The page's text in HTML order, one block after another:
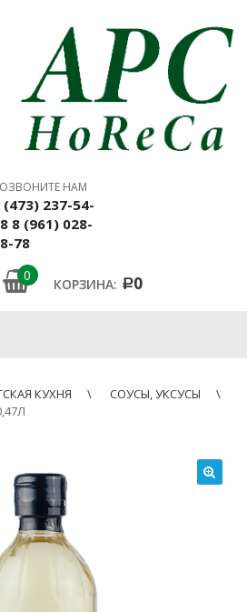
НАМ
(473) 237-54-
8 (961) 028-
78
0
КОРЗИНА: Р0
КУХНЯ
СОУСЫ, УКСУСЫ